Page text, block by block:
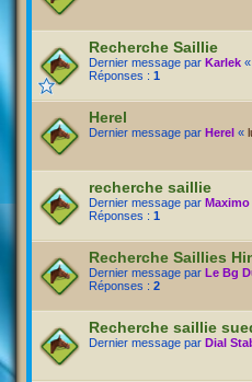
Recherche Saillie
Dernier message par Karlek «
Réponses : 1
Herel
Dernier message par Herel «
recherche saillie
Dernier message par Maximo
Réponses : 1
Recherche Saillies
Dernier message par Le Bg
Réponses : 2
Recherche saillie
Dernier message par Dial